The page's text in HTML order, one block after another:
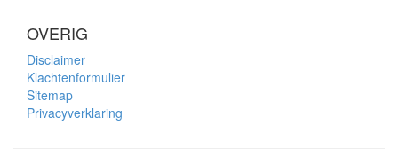
OVERIG
Disclaimer
Klachtenformulier
Sitemap
Privacyverklaring